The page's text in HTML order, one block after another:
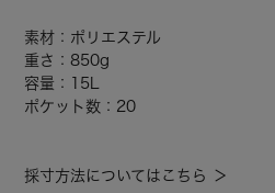
素材：ポリエステル
重さ：850g
容量：15L
ポケット数：20
採寸方法についてはこちら ＞